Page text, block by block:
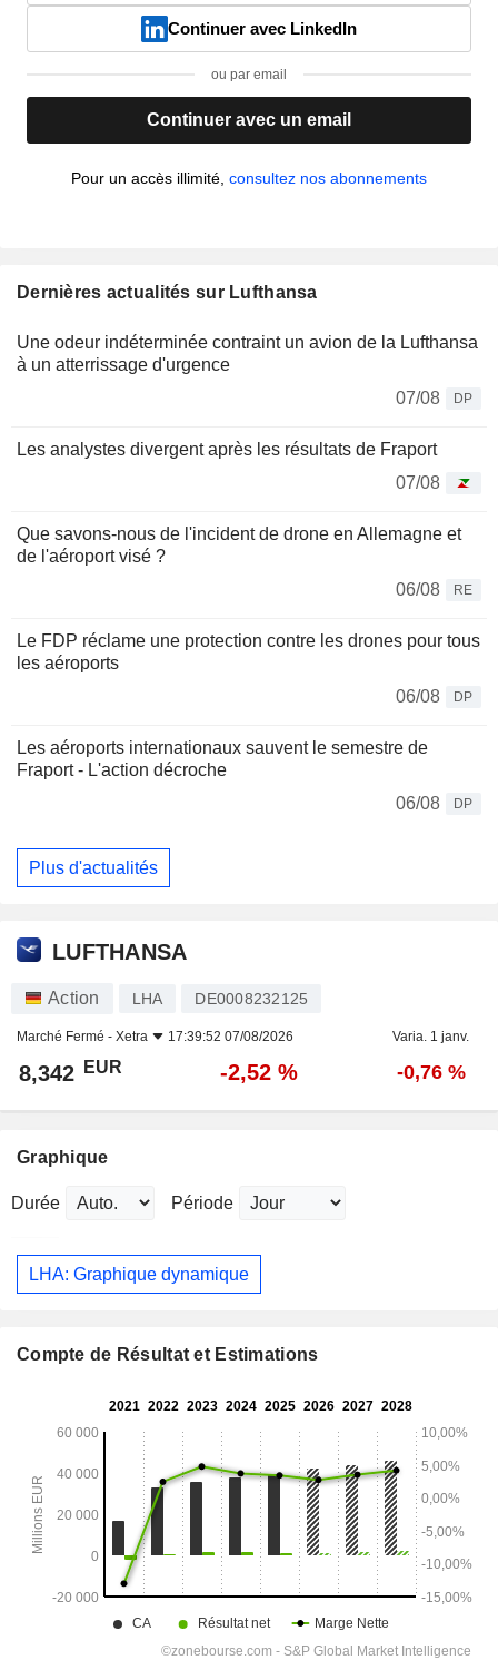
Continuer avec LinkedIn
ou par email
Continuer avec un email
Pour un accès illimité, consultez nos abonnements
Dernières actualités sur Lufthansa
Une odeur indéterminée contraint un avion de la Lufthansa
à un atterrissage d'urgence
07/08
DP
Les analystes divergent après les résultats de Fraport
07/08
Que savons-nous de l'incident de drone en Allemagne et
de l'aéroport visé ?
06/08
RE
Le FDP réclame une protection contre les drones pour tous
les aéroports
06/08
DP
Les aéroports internationaux sauvent le semestre de
Fraport - L'action décroche
06/08
DP
Plus d'actualités
LUFTHANSA
Action LHA DE0008232125
Marché Fermé - Xetra 17:39:52 07/08/2026 Varia. 1 janv.
8,342 EUR -2,52 % -0,76 %
Graphique
Durée Période
LHA: Graphique dynamique
Compte de Résultat et Estimations